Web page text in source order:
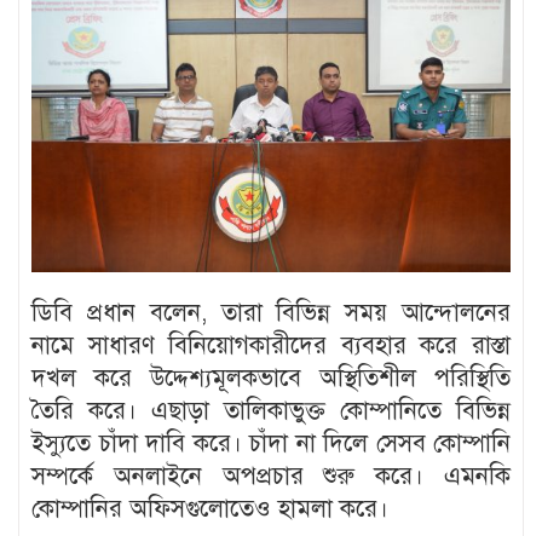
ডিবি প্রধান বলেন, তারা বিভিন্ন সময় আন্দোলনের
নামে সাধারণ বিনিয়োগকারীদের ব্যবহার করে রাস্তা
দখল করে উদ্দেশ্যমূলকভাবে অস্থিতিশীল পরিস্থিতি
তৈরি করে। এছাড়া তালিকাভুক্ত কোম্পানিতে বিভিন্ন
ইস্যুতে চাঁদা দাবি করে। চাঁদা না দিলে সেসব কোম্পানি
সম্পর্কে অনলাইনে অপপ্রচার শুরু করে। এমনকি
কোম্পানির অফিসগুলোতেও হামলা করে।